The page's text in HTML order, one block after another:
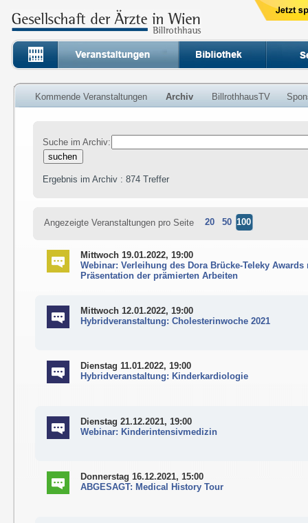
Kommende Veranstaltungen Archiv BillrothhausTV
Suche im Archiv:
Ergebnis im Archiv : 874 Treffer
Angezeigte Veranstaltungen pro Seite 20 50 100
Mittwoch 19.01.2022, 19:00
Webinar: Verleihung des Dora Brücke-Teleky Awards
Präsentation der prämierten Arbeiten
Mittwoch 12.01.2022, 19:00
Hybridveranstaltung: Cholesterinwoche 2021
Dienstag 11.01.2022, 19:00
Hybridveranstaltung: Kinderkardiologie
Dienstag 21.12.2021, 19:00
Webinar: Kinderintensivmedizin
Donnerstag 16.12.2021, 15:00
ABGESAGT: Medical History Tour